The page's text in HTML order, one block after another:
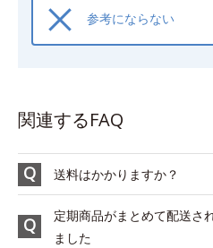
参考にならない
関連するFAQ
送料はかかりますか？
定期商品がまとめて配送さ
ました